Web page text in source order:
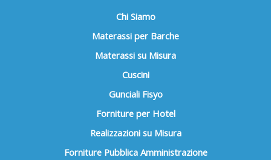
Chi Siamo
Materassi per Barche
Materassi su Misura
Cuscini
Gunciali Fisyo
Forniture per Hotel
Realizzazioni su Misura
Forniture Pubblica Amministrazione